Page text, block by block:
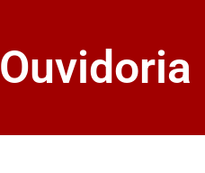
Ouvidoria